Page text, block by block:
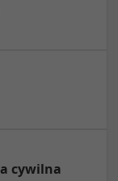
cywilna